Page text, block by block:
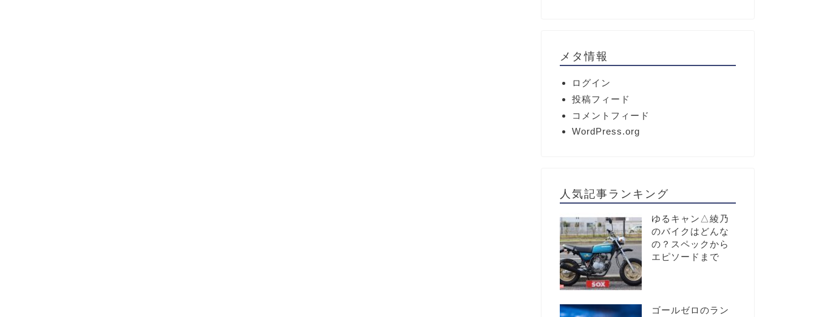
メタ情報
ログイン
投稿フィード
コメントフィード
WordPress.org
人気記事ランキング
ゆるキャン△綾乃
のバイクはどんな
の？スペックから
エピソードまで
ゴールゼロのラン